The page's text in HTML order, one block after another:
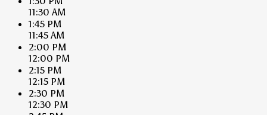
11:30 AM
1:45 PM
11:45 AM
2:00 PM
12:00 PM
2:15 PM
12:15 PM
2:30 PM
12:30 PM